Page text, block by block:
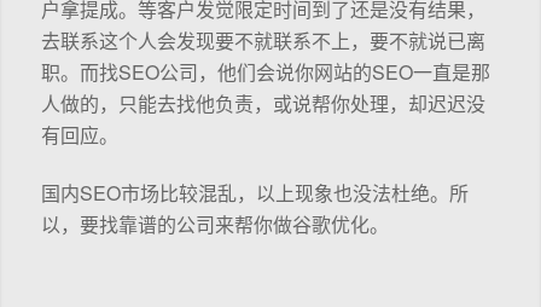
户拿提成。等客户发觉限定时间到了还是没有结果，
去联系这个人会发现要不就联系不上，要不就说已离
职。而找SEO公司，他们会说你网站的SEO一直是那
人做的，只能去找他负责，或说帮你处理，却迟迟没
有回应。
国内SEO市场比较混乱，以上现象也没法杜绝。所
以，要找靠谱的公司来帮你做谷歌优化。